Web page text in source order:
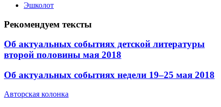
Эшколот
Рекомендуем тексты
​Об актуальных событиях детской литературы
второй половины мая 2018
​Об актуальных событиях недели 19–25 мая 2018
Авторская колонка